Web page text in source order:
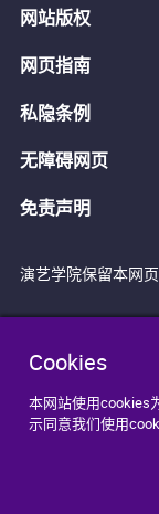
Cookies
本网站使用cookies
示同意我们使用
网站版权
网页指南
私隐条例
无障碍网页
免责声明
演艺学院保留本网